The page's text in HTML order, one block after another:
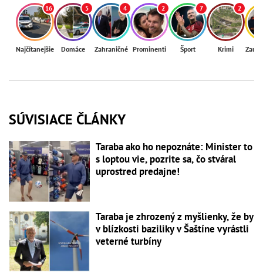
16
Najčítanejšie
5
Domáce
4
Zahraničné
2
Prominenti
7
Šport
2
Krimi
SÚVISIACE ČLÁNKY
Taraba ako ho nepoznáte: Minister to
s loptou vie, pozrite sa, čo stváral
uprostred predajne!
Taraba je zhrozený z myšlienky, že by
v blízkosti baziliky v Šaštíne vyrástli
veterné turbíny